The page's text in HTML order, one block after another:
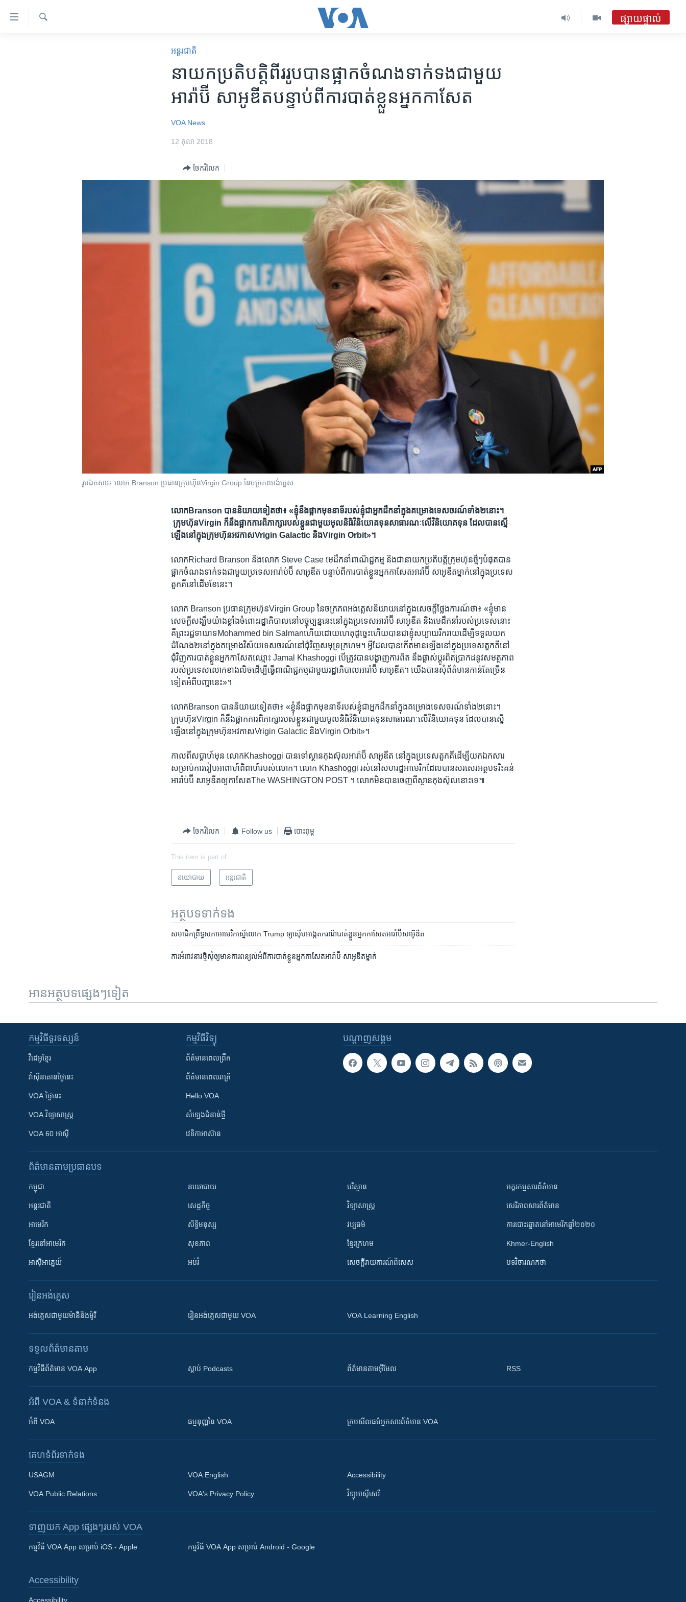
ទៅ​
Khmer English
ផ្សាយផ្ទាល់
អន្តរជាតិ
នាយក​ប្រតិបត្តិ​ពីររូបបាន​ផ្អាក​ចំណង​ទាក់​ទង​ជាមួយ​​
អារ៉ាប៊ី សាអូ​ឌីត​បន្ទាប់​ពី​ការ​បាត់​ខ្លួន​អ្នកកាសែត
VOA News
12 តុលា 2018
ចែករំលែក
រូបឯកសារ៖ លោក Branson ប្រធាន​ក្រុមហ៊ុនVirgin Group នៃ​ចក្រ​ភព​អង់គ្លេស
លោកBranson ​បាន​និយាយ​ទៀត​ថា៖ «ខ្ញុំ​នឹង​ផ្អាកមុខនាទី​របស់​ខ្ញុំជាអ្នកដឹកនាំ​​ក្នុង​​គម្រោង​ទេសចរណ៍​ទាំង​២​នោះ។
ក្រុមហ៊ុនVirgin ក៏នឹង​ផ្អាក​ការ​ពិភាក្សា​របស់​ខ្លួន​ជាមួយមូលនិធិ​វិនិយោគទុន​សាធារណៈ​លើ​វិនិយោគទុន​ ដែល​បាន​ស្នើ​
ឡើង​នៅ​ក្នុង​ក្រុមហ៊ុន​អវកាសVrigin Galactic និងVirgin Orbit»។
លោកRichard Branson និង​លោក Steve Case មេដឹកនាំ​ពាណិជ្ជកម្ម​ និង​ជា​នាយកប្រតិបត្តិ​ក្រុមហ៊ុន​ថ្មី​ៗ​បំផុត​បាន​
ផ្អាក​ចំណង​ទាក់​ទង​ជាមួយ​ប្រទេស​អារ៉ាប់​ប៊ី ​សាអូឌីត ​បន្ទាប់​ពីការ​បាត់​ខ្លួន​អ្នកកាសែតអារ៉ាប៊ី ​សាអូឌីត​ម្នាក់​នៅ​ក្នុង​ប្រទេស​
តួកគី​នៅ​ដើម​ខែ​នេះ។
លោក Branson ប្រធាន​ក្រុមហ៊ុនVirgin Group នៃ​ចក្រ​ភព​អង់គ្លេស​និយាយ​នៅ​ក្នុង​សេចក្តី​ថ្លែងការណ៍​ថា៖ «ខ្ញុំ​មាន​
សេចក្តី​សង្ឃឹម​យ៉ាង​ខ្លាំងចំពោះ​រដ្ឋាភិបាល​នៅបច្ចុប្បន្ន​នេះ​នៅ​ក្នុង​ប្រទេស​អារ៉ា​ប៊ី ​សាអូឌីត​ ​និង​មេដឹកនាំរបស់​ប្រទេស​នោះ​
គឺ​ព្រះ​រជ្ជទាយាទMohammed bin Salmanហើយ​ដោយ​ហេតុ​ដូច្នេះ​ហើយ​បានជា​ខ្ញុំ​សប្បាយ​រីករាយ​ដើម្បី​ទទួល​យក​
ដំណែង២​នៅ​ក្នុង​គម្រោង​វិស័យ​ទេសចរណ៍​នៅជុំ​វិញ​សមុទ្រ​ក្រហម។ ​អ្វី​ដែល​បាន​កើត​មាន​ឡើង​នៅ​ក្នុង​ប្រទេស​តួកគី​នៅ​
ជុំវិញ​ការ​បាត់​ខ្លួន​អ្នកកា​សែត​ឈ្មោះ Jamal Khashoggi បើ​ត្រូវ​បាន​បង្ហាញ​ការ​ពិត ​នឹង​ផ្លាស់​ប្តូរ​ពិត​ប្រាកដ​នូវ​សមត្ថភាព​
របស់ប្រ​ទេស​លោក​ខាង​លិច​ដើម្បី​ធ្វើ​ពាណិជ្ជកម្ម​ជាមួយ​រដ្ឋាភិបាលអារ៉ា​ប៊ី ​សាអូឌីត។​ យើងបាន​សុំ​ព័ត៌មាន​កាន់​តែ​ច្រើន​
ទៀត​អំពី​បញ្ហា​នេះ»។
លោកBranson ​បាន​និយាយ​ទៀត​ថា៖ «ខ្ញុំ​នឹង​ផ្អាកមុខនាទី​របស់​ខ្ញុំជាអ្នកដឹកនាំក្នុងគម្រោង​ទេសចរណ៍​ទាំង​២​នោះ។
ក្រុមហ៊ុនVirgin ក៏នឹង​ផ្អាក​ការ​ពិភាក្សា​របស់​ខ្លួន​ជាមួយមូលនិធិ​វិនិយោគទុន​សាធារណៈ​លើ​វិនិយោគទុន​ ដែល​បាន​ស្នើ​
ឡើង​នៅ​ក្នុង​ក្រុមហ៊ុន​អវកាសVrigin Galactic និងVirgin Orbit»។
កាល​ពី​សប្តាហ៍​មុន ​លោកKhashoggi បាន​ទៅ​ស្ថាន​កុងស៊ុល​អារ៉ាប៊ី ​សាអូឌីត នៅ​ក្នុង​ប្រទេស​តួកគី​ដើម្បីយកឯកសារ​
សម្រាប់​ការ​រៀប​អាពាហ៍ពិពាហ៍​របស់​លោក។​ លោក Khashoggi រស់​នៅ​សហរដ្ឋ​អាមេរិកដែល​បាន​សរសេរអត្ថបទ​រិះគន់
អារ៉ាប់ប៊ី ​សាអូឌីត​ឲ្យកាសែតThe WASHINGTON POST ។​ លោក​មិន​បាន​ចេញ​ពី​ស្ថាន​កុងស៊ុល​នោះ​ទេ៕
ចែករំលែក Follow us បោះពុម្ព
This item is part of
នយោបាយ អន្តរជាតិ
អត្ថបទ​ទាក់ទង
សមាជិក​ព្រឹទ្ធសភា​អាមេរិក​ស្នើ​លោក Trump ឲ្យ​ស៊ើប​អង្កេត​ករណី​បាត់​ខ្លួន​អ្នក​កាសែត​អារ៉ាប៊ីសាអ៊ូឌីត
ការអំពាវ​នាវ​ថ្មី​សុំ​ឲ្យ​មានការ​ពន្យល់អំពី​ការ​បាត់ខ្លួន​អ្នកកាសែត​អារ៉ាប៊ី⁠ សាអូឌីត​ម្នាក់
អានអត្ថបទផ្សេងៗទៀត
បណ្តាញ​សង្គម
កម្មវិធី​ទូរទស្សន៍
វីដេអូ​ខ្មែរ
វ៉ាស៊ីនតោន​ថ្ងៃ​នេះ
VOA ថ្ងៃនេះ
VOA ​វិទ្យាសាស្ត្រ
VOA 60 អាស៊ី
កម្មវិធី​វិទ្យុ
ព័ត៌មាន​ពេល​ព្រឹក
ព័ត៌មាន​​ពេល​រាត្រី
Hello VOA
សំឡេង​ជំនាន់​ថ្មី
វេទិកា​អាស៊ាន
ព័ត៌មាន​តាមប្រធានបទ​
កម្ពុជា
អន្តរជាតិ
អាមេរិក
ខ្មែរ​នៅអាមេរិក
អាស៊ីអាគ្នេយ៍
នយោបាយ
សេដ្ឋកិច្ច
សិទ្ធិមនុស្ស
សុខភាព
អប់រំ
បរិស្ថាន
វិទ្យាសាស្រ្ត
វប្បធម៌
ខ្មែរក្រហម
សេចក្តីរាយការណ៍ពិសេស
អក្ខរកម្មសារព័ត៌មាន
សេរីភាពសារព័ត៌មាន
ការបោះឆ្នោតនៅអាមេរិកឆ្នាំ២០២០
Khmer-English
បទវិចារណកថា
រៀន​​អង់គ្លេស
អង់គ្លេស​ជាមួយ​ម៉ានី​និង​ម៉ូរី រៀន​​​​​​អង់គ្លេស​​ជាមួយ VOA VOA Learning English
ទទួល​ព័ត៌មាន​តាម
កម្មវិធី​ព័ត៌មាន VOA App ស្តាប់ Podcasts ព័ត៌មាន​តាម​អ៊ីមែល RSS
អំពី​ VOA & ទំនាក់ទំនង
អំពី​ VOA ធម្មនុញ្ញ​នៃ VOA ក្រម​​​សីលធម៌​​​អ្នក​​​សារព័ត៌មាន VOA
គេហទំព័រ​​ទាក់ទង
USAGM
VOA Public Relations
VOA English
VOA's Privacy Policy
Accessibility
វិទ្យុ​អាស៊ី​សេរី
ទាញយក​ App ផ្សេងៗ​របស់​ VOA
កម្មវិធី​ VOA App សម្រាប់ iOS - Apple កម្មវិធី​ VOA App សម្រាប់ Android - Google
Accessibility
Accessibility